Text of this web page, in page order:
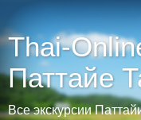
Thai-
Паттайе
Все экскурсии